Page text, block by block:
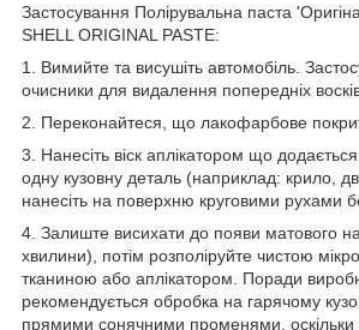
Застосування Полірувальна паста
SHELL ORIGINAL PASTE:
1. Вимийте та висушіть автомобіль.
очисники для видалення попередніх
2. Переконайтеся, що лакофарбове
3. Нанесіть віск аплікатором що
одну кузовну деталь (наприклад: крило,
нанесіть на поверхню круговими рухами
4. Залиште висихати до появи матового
хвилини), потім розполіруйте чистою
тканиною або аплікатором. Поради
рекомендується обробка на гарячому
прямими сонячними променями, оскільки